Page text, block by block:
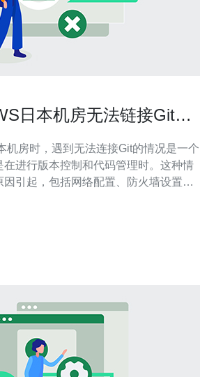
日本机房无法链接Git的
机房时，遇到无法连接Git的情况是一个
在进行版本控制和代码管理时。这种情
因引起，包括网络配置、防火墙设置、
这一问题，恢复正常的工作流程。 为